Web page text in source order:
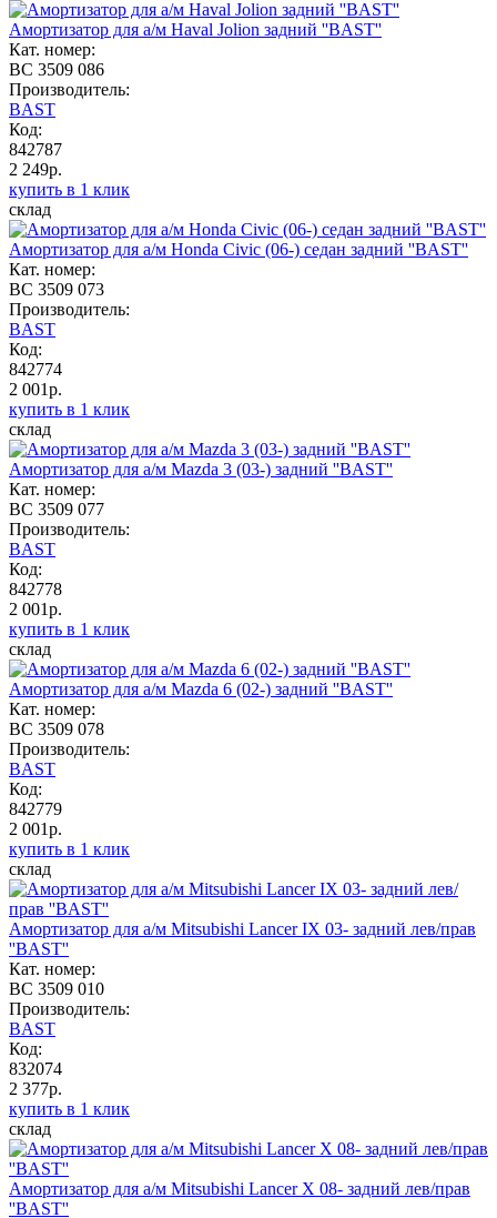
Амортизатор для а/м Haval Jolion задний ''BAST''
Кат. номер:
BC 3509 086
Производитель:
BAST
Код:
842787
2 249р.
купить в 1 клик
склад
Амортизатор для а/м Honda Civic (06-) седан задний ''BAST''
Кат. номер:
BC 3509 073
Производитель:
BAST
Код:
842774
2 001р.
купить в 1 клик
склад
Амортизатор для а/м Mazda 3 (03-) задний ''BAST''
Кат. номер:
BC 3509 077
Производитель:
BAST
Код:
842778
2 001р.
купить в 1 клик
склад
Амортизатор для а/м Mazda 6 (02-) задний ''BAST''
Кат. номер:
BC 3509 078
Производитель:
BAST
Код:
842779
2 001р.
купить в 1 клик
склад
Амортизатор для а/м Mitsubishi Lancer IX 03- задний лев/прав
''BAST''
Кат. номер:
BC 3509 010
Производитель:
BAST
Код:
832074
2 377р.
купить в 1 клик
склад
Амортизатор для а/м Mitsubishi Lancer X 08- задний лев/прав
''BAST''